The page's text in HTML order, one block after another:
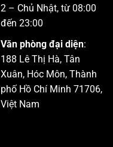
2 – Chủ Nhật, từ 08:00
đến 23:00
Văn phòng đại diện:
188 Lê Thị Hà, Tân
Xuân, Hóc Môn, Thành
phố Hồ Chí Minh 71706,
Việt Nam